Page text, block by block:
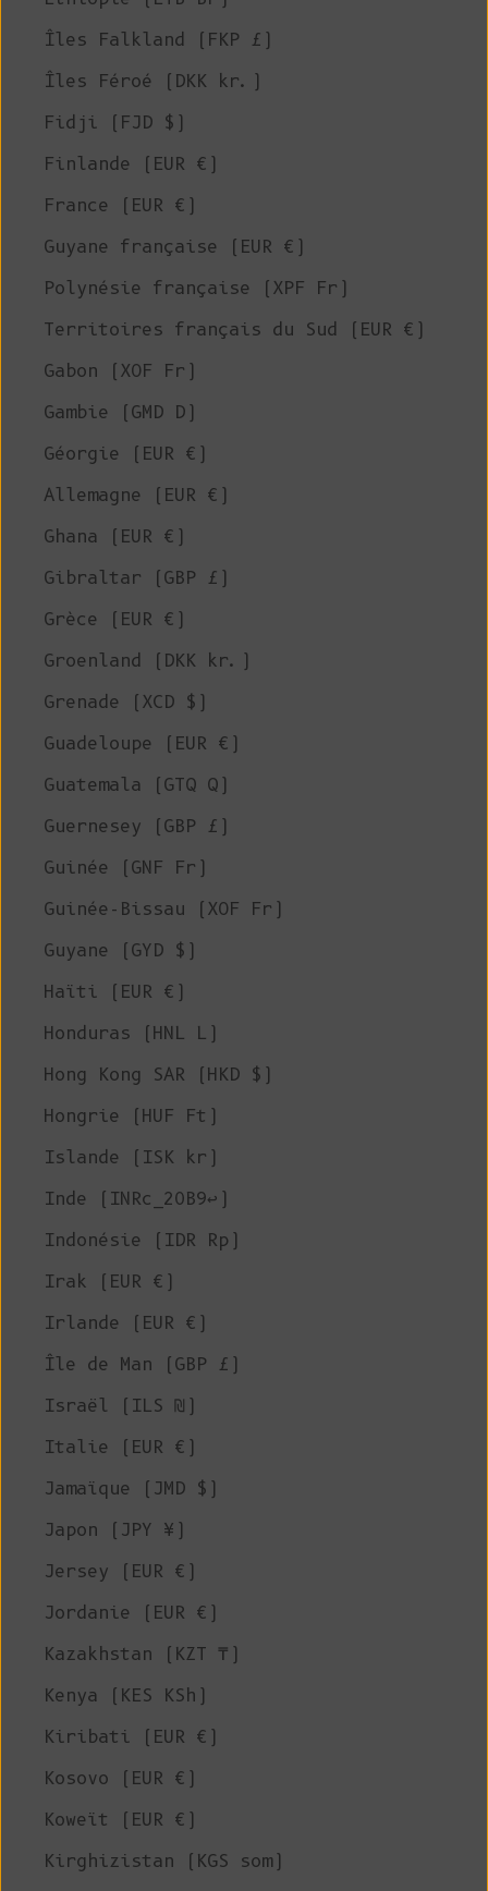
Îles Falkland (FKP £)
Îles Féroé (DKK kr.)
Fidji (FJD $)
Finlande (EUR €)
France (EUR €)
Guyane française (EUR €)
Polynésie française (XPF Fr)
Territoires français du Sud (EUR €)
Gabon (XOF Fr)
Gambie (GMD D)
Géorgie (EUR €)
Allemagne (EUR €)
Ghana (EUR €)
Gibraltar (GBP £)
Grèce (EUR €)
Groenland (DKK kr.)
Grenade (XCD $)
Guadeloupe (EUR €)
Guatemala (GTQ Q)
Guernesey (GBP £)
Guinée (GNF Fr)
Guinée-Bissau (XOF Fr)
Guyane (GYD $)
Haïti (EUR €)
Honduras (HNL L)
Hong Kong SAR (HKD $)
Hongrie (HUF Ft)
Islande (ISK kr)
Inde (INRc_20B9↩)
Indonésie (IDR Rp)
Irak (EUR €)
Irlande (EUR €)
Île de Man (GBP £)
Israël (ILS ₪)
Italie (EUR €)
Jamaïque (JMD $)
Japon (JPY ¥)
Jersey (EUR €)
Jordanie (EUR €)
Kazakhstan (KZT ₸)
Kenya (KES KSh)
Kiribati (EUR €)
Kosovo (EUR €)
Koweït (EUR €)
Kirghizistan (KGS som)